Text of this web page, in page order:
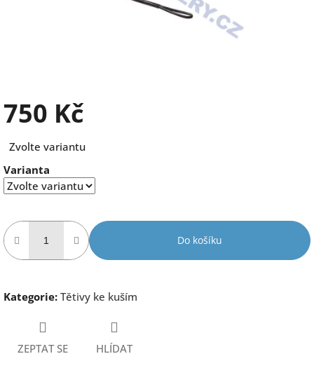
750 Kč
cena:
Zvolte variantu
Varianta
Do košíku
Kategorie: Tětivy ke kuším
ZEPTAT SE HLÍDAT